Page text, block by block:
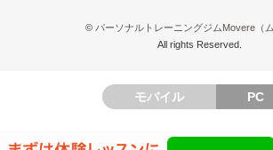
© パーソナルトレーニングジムMovere（ム
All rights Reserved.
モバイル PC